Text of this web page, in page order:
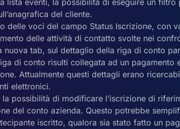
lista eventi, la possibilità di eseguire un
del cliente.
delle voci del campo Status Iscrizione, con
delle attività di contatto svolte nei
nuova tab, sul dettaglio della riga di conto
di conto risulti collegata ad un pagamento
Attualmente questi dettagli erano
elettronici.
la possibilità di modificare l’iscrizione di
del conto azienda. Questo potrebbe
iscritto, qualora sia stato fatto un